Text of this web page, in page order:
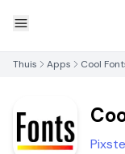
Thuis Apps Cool
Bio